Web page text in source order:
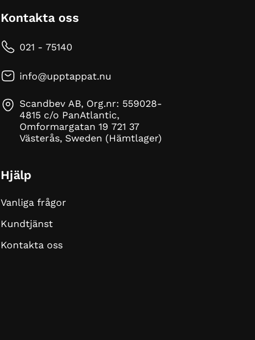
Kontakta oss
021 - 75140
info@upptappat.nu
Scandbev AB, Org.nr: 559028-
4815 c/o PanAtlantic,
Omformargatan 19 721 37
Västerås, Sweden (Hämtlager)
Hjälp
Vanliga frågor
Kundtjänst
Kontakta oss